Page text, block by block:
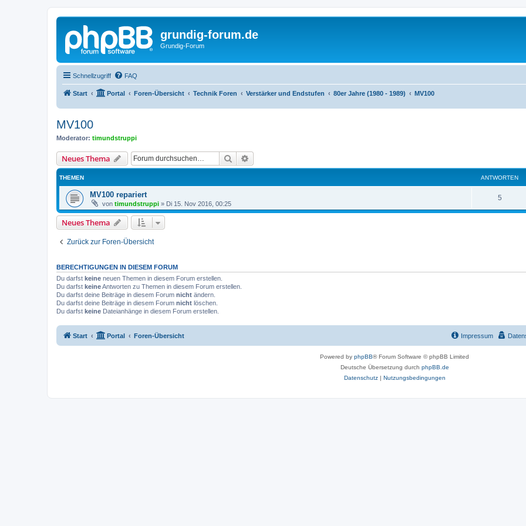
grundig-forum.de
Grundig-Forum
Schnellzugriff FAQ
Start Portal Foren-Übersicht Technik Foren Verstärker und Endstufen 80er Jahre (1980 - 1989) MV100
MV100
Moderator: timundstruppi
Neues Thema Suche
THEMEN ANTWORTEN
MV100 repariert
von timundstruppi » Di 15. Nov 2016, 00:25
5A
n
r
Neues Thema
Zurück zur Foren-Übersicht
BERECHTIGUNGEN IN DIESEM FORUM
Du darfst keine neuen Themen in diesem Forum erstellen.
Du darfst keineAntworten zu Themen in diesem Forum erstellen.
Du darfst deine Beiträge in diesem Forum nicht ändern.
Du darfst deine Beiträge in diesem Forum nicht löschen.
Du darfst keine Dateianhänge in diesem Forum erstellen.
Start Portal Foren-Übersicht Impressum
Powered by phpBB® Forum Software © phpBB Limited
Deutsche Übersetzung durch phpBB.de
Datenschutz| Nutzungsbedingungen